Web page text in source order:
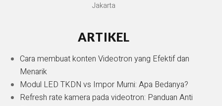
Jakarta
ARTIKEL
Cara membuat konten Videotron yang Efektif dan
Menarik
Modul LED TKDN vs Impor Murni: Apa Bedanya?
Refresh rate kamera pada videotron: Panduan Anti